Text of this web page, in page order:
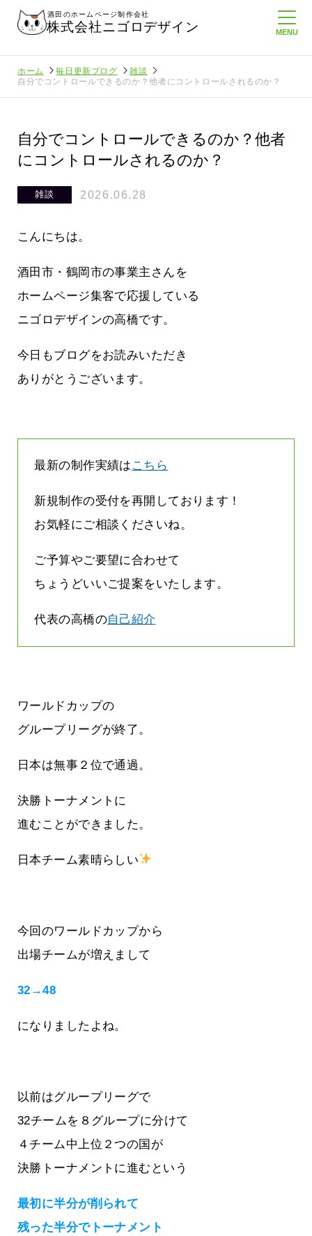
酒田のホームページ制作会社
株式会社ニゴロデザイン
ホーム 毎日更新ブログ
雑談
自分でコントロールできるのか？他者にコントロールされるのか？
自分でコントロールできるのか？他者
にコントロールされるのか？
雑談 2026.06.28
こんにちは。
酒田市・鶴岡市の事業主さんを
ホームページ集客で応援している
ニゴロデザインの高橋です。
今日もブログをお読みいただき
ありがとうございます。
最新の制作実績は こちら
新規制作の受付を再開しております！
お気軽にご相談くださいね。
ご予算やご要望に合わせて
ちょうどいいご提案をいたします。
代表の高橋の自己紹介
ワールドカップの
グループリーグが終了。
日本は無事２位で通過。
決勝トーナメントに
進むことができました。
日本チーム素晴らしい
今回のワールドカップから
出場チームが増えまして
32→48
になりましたよね。
以前はグループリーグで
32チームを８グループに分けて
４チーム中上位２つの国が
決勝トーナメントに進むという
最初に半分が削られて
残った半分でトーナメント
り利
酒田商工会議所さんへニゴロ通信を持
って行くときって8～9割方雨なんです
よね